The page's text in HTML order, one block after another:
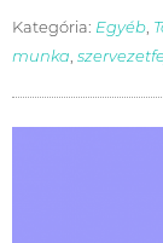
Kategória: Egyéb
munka